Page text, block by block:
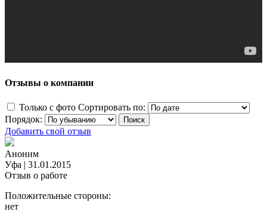
Отзывы о компании
Только с фото Сортировать по:
Порядок:
Добавить свой отзыв
Аноним
Уфа | 31.01.2015
Отзыв о работе
Положительные стороны:
нет